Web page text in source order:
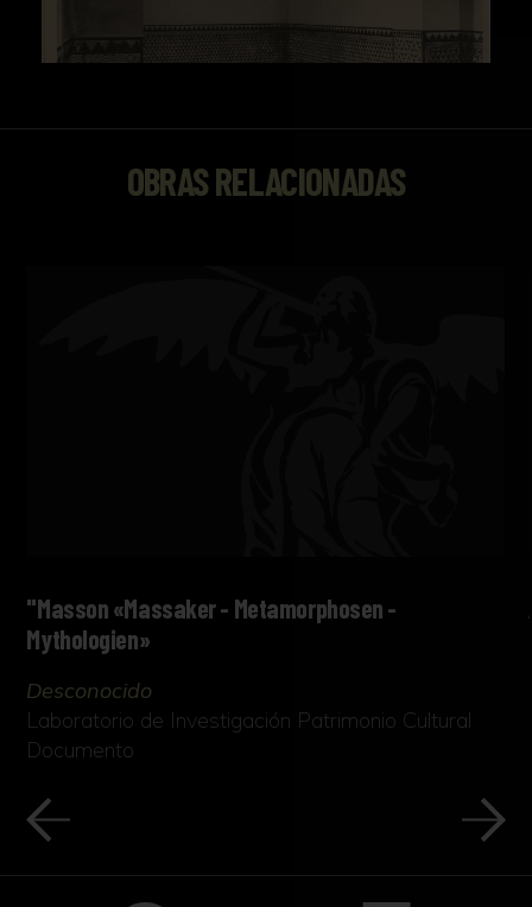
OBRAS RELACIONADAS
"Masson «Massaker - Metamorphosen -
Mythologien»
Desconocido
Laboratorio de Investigación Patrimonio Cultural
Documento